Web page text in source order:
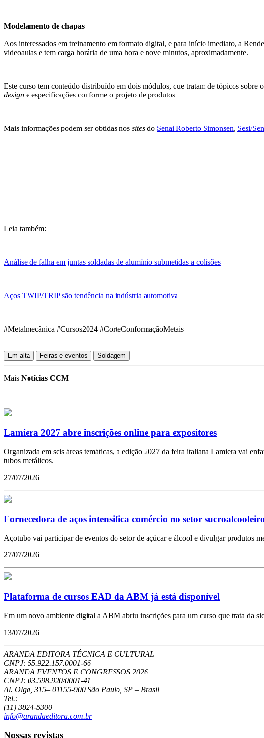
Modelamento de chapas
Aos interessados em treinamento em formato digital, e para início imediato, a
videoaulas e tem carga horária de uma hora e nove minutos, aproximadamente.
Este curso tem conteúdo distribuído em dois módulos, que tratam de tópicos sobre
design e especificações conforme o projeto de produtos.
Mais informações podem ser obtidas nos sites do Senai Roberto Simonsen, Sesi/
Leia também:
Análise de falha em juntas soldadas de alumínio submetidas a colisões
Aços TWIP/TRIP são tendência na indústria automotiva
#Metalmecânica #Cursos2024 #CorteConformaçãoMetais
Em alta Feiras e eventos Soldagem
Mais Notícias CCM
Lamiera 2027 abre inscrições online para expositores
Organizada em seis áreas temáticas, a edição 2027 da feira italiana Lamiera vai
tubos metálicos.
27/07/2026
Fornecedora de aços intensifica comércio no setor sucroalcooleiro
Açotubo vai participar de eventos do setor de açúcar e álcool e divulgar produtos
27/07/2026
Plataforma de cursos EAD da ABM já está disponível
Em um novo ambiente digital a ABM abriu inscrições para um curso que trata da
13/07/2026
ARANDA EDITORA TÉCNICA E CULTURAL
CNPJ: 55.922.157.0001-66
ARANDA EVENTOS E CONGRESSOS 2026
CNPJ: 03.598.920/0001-41
Al. Olga, 315– 01155-900 São Paulo SP – Brasil
Tel.:
(11) 3824-5300
info@arandaeditora.com.br
Nossas revistas